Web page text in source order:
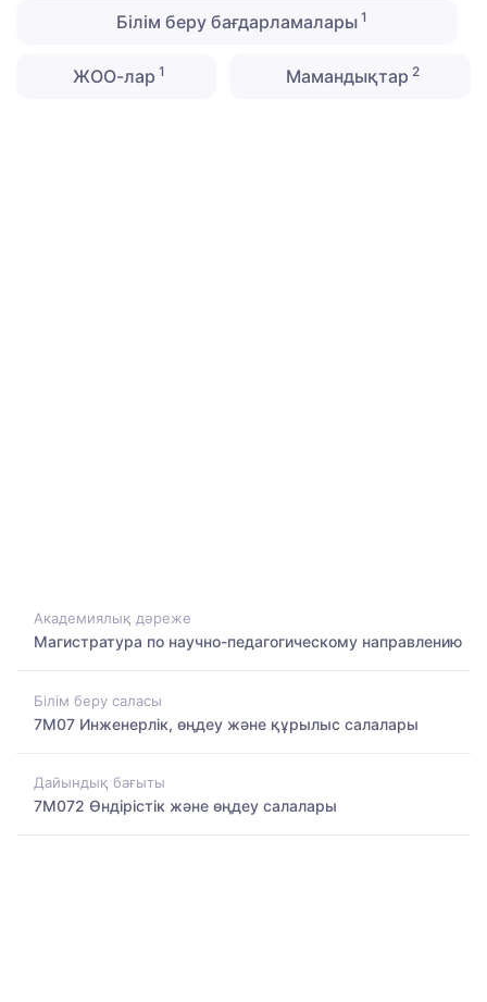
Білім беру бағдарламалары1
ЖОО-лар 1 Мамандықтар 2
Академиялық дәреже
Магистратура по научно-педагогическому направлению
Білім беру саласы
7M07 Инженерлік, өңдеу және құрылыс салалары
Дайындық бағыты
7M072 Өндірістік және өңдеу салалары